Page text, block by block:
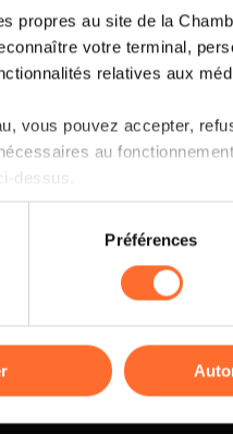
propres au site de la
votre terminal,
relatives aux
vous pouvez accepter,
au
dessus.
sur le site et certaines
préférences de lecture
ou des cookies non
Préférences
sur le GDL